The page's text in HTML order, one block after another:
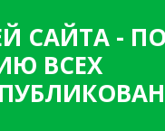
САЙТА -
ВСЕХ